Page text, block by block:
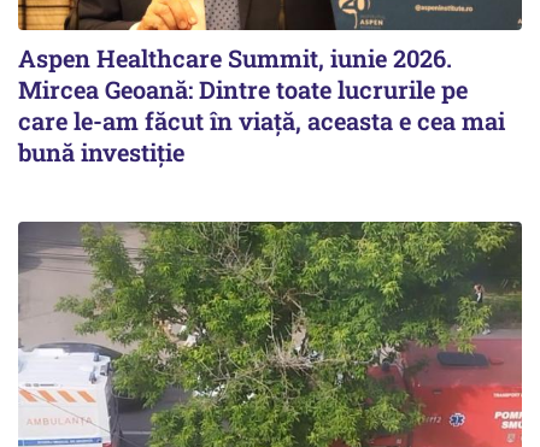
Aspen Healthcare Summit, iunie 2026.
Mircea Geoană: Dintre toate lucrurile pe
care le-am făcut în viață, aceasta e cea mai
bună investiție